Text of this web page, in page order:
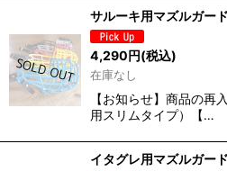
サルーキ用マズルガード
4,290円(税込)
在庫なし
【お知らせ】商品の
用スリムタイプ）【…
イタグレ用マズルガー